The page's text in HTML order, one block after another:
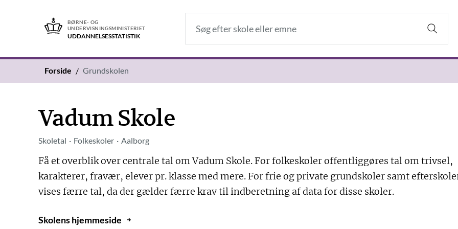
BØRNE- OG
UNDERVISNINGSMINISTERIET
UDDANNELSES­STATISTIK
Forside Grundskolen
Vadum Skole
Skoletal Folkeskoler Aalborg
Få et overblik over centrale tal om Vadum Skole. For folkeskoler offentliggøres tal om trivsel,
karakterer, fravær, elever pr. klasse med mere. For frie og private grundskoler samt
vises færre tal, da der gælder færre krav til indberetning af data for disse skoler.
Skolens hjemmeside